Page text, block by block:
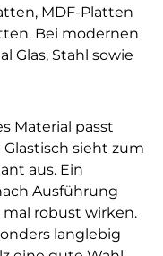
MDF-Platten
Bei modernen
Glas, Stahl sowie
Material passt
sieht zum
aus. Ein
Ausführung
robust wirken.
langlebig